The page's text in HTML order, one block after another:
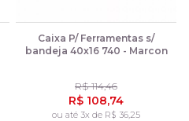
Caixa P/ Ferramentas s/
bandeja 40x16 740 - Marcon
R$ 114,46
R$ 108,74
ou até 3x de R$ 36,25